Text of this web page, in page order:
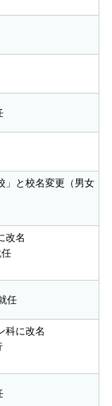
」と校名変更（男女
改名
任
科に改名